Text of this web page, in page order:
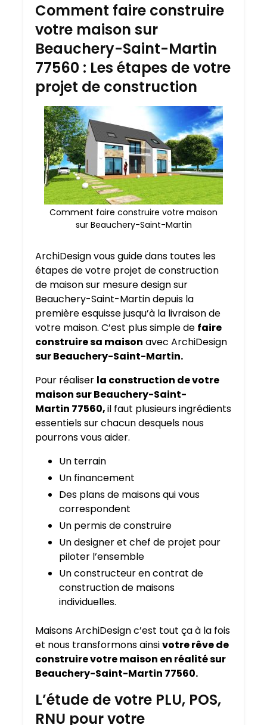
Comment faire construire
votre maison sur
Beauchery-Saint-Martin
77560 : Les étapes de votre
projet de construction
Comment faire construire votre maison
sur Beauchery-Saint-Martin
ArchiDesign vous guide dans toutes les
étapes de votre projet de construction
de maison sur mesure design sur
Beauchery-Saint-Martin depuis la
première esquisse jusqu’à la livraison de
votre maison. C’est plus simple de faire
construire sa maison avec ArchiDesign
sur Beauchery-Saint-Martin.
Pour réaliser la construction de votre
maison sur Beauchery-Saint-
Martin 77560,il faut plusieurs ingrédients
essentiels sur chacun desquels nous
pourrons vous aider.
Un terrain
Un financement
Des plans de maisons qui vous
correspondent
Un permis de construire
Un designer et chef de projet pour
piloter l’ensemble
Un constructeur en contrat de
construction de maisons
individuelles.
Maisons ArchiDesign c’est tout ça à la fois
et nous transformons ainsivotre rêve de
construire votre maison en réalité sur
Beauchery-Saint-Martin 77560.
L’étude de votre PLU, POS,
RNU pour votre